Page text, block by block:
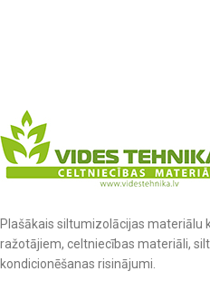
Plašākais siltumizolācijas materiālu
ražotājiem, celtniecības materiāli,
kondicionēšanas risinājumi.